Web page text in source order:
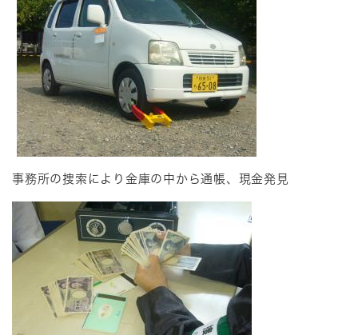
事務所の捜索により金庫の中から通帳、現金発見